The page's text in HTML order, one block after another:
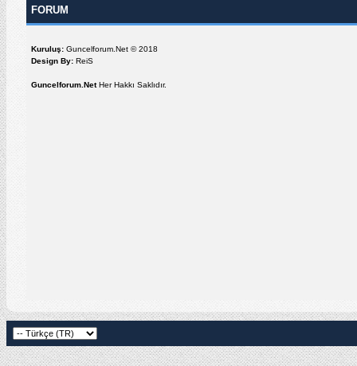
FORUM
Kuruluş: Guncelforum.Net © 2018
Design By: ReiS
Guncelforum.NetHer Hakkı Saklıdır.